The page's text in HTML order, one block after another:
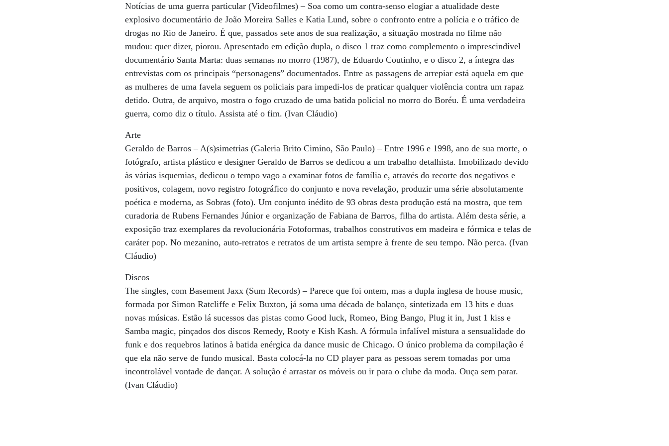
Notícias de uma guerra particular (Videofilmes) – Soa como um contra-senso elogiar a atualidade deste
explosivo documentário de João Moreira Salles e Katia Lund, sobre o confronto entre a polícia e o tráfico de
drogas no Rio de Janeiro. É que, passados sete anos de sua realização, a situação mostrada no filme não
mudou: quer dizer, piorou. Apresentado em edição dupla, o disco 1 traz como complemento o imprescindível
documentário Santa Marta: duas semanas no morro (1987), de Eduardo Coutinho, e o disco 2, a íntegra das
entrevistas com os principais “personagens” documentados. Entre as passagens de arrepiar está aquela em que
as mulheres de uma favela seguem os policiais para impedi-los de praticar qualquer violência contra um rapaz
detido. Outra, de arquivo, mostra o fogo cruzado de uma batida policial no morro do Boréu. É uma verdadeira
guerra, como diz o título. Assista até o fim. (Ivan Cláudio)
Arte
Geraldo de Barros – A(s)simetrias (Galeria Brito Cimino, São Paulo) – Entre 1996 e 1998, ano de sua morte, o
fotógrafo, artista plástico e designer Geraldo de Barros se dedicou a um trabalho detalhista. Imobilizado devido
às várias isquemias, dedicou o tempo vago a examinar fotos de família e, através do recorte dos negativos e
positivos, colagem, novo registro fotográfico do conjunto e nova revelação, produzir uma série absolutamente
poética e moderna, as Sobras (foto). Um conjunto inédito de 93 obras desta produção está na mostra, que tem
curadoria de Rubens Fernandes Júnior e organização de Fabiana de Barros, filha do artista. Além desta série, a
exposição traz exemplares da revolucionária Fotoformas, trabalhos construtivos em madeira e fórmica e telas de
caráter pop. No mezanino, auto-retratos e retratos de um artista sempre à frente de seu tempo. Não perca. (Ivan
Cláudio)
Discos
The singles, com Basement Jaxx (Sum Records) – Parece que foi ontem, mas a dupla inglesa de house music,
formada por Simon Ratcliffe e Felix Buxton, já soma uma década de balanço, sintetizada em 13 hits e duas
novas músicas. Estão lá sucessos das pistas como Good luck, Romeo, Bing Bango, Plug it in, Just 1 kiss e
Samba magic, pinçados dos discos Remedy, Rooty e Kish Kash. A fórmula infalível mistura a sensualidade do
funk e dos requebros latinos à batida enérgica da dance music de Chicago. O único problema da compilação é
que ela não serve de fundo musical. Basta colocá-la no CD player para as pessoas serem tomadas por uma
incontrolável vontade de dançar. A solução é arrastar os móveis ou ir para o clube da moda. Ouça sem parar.
(Ivan Cláudio)